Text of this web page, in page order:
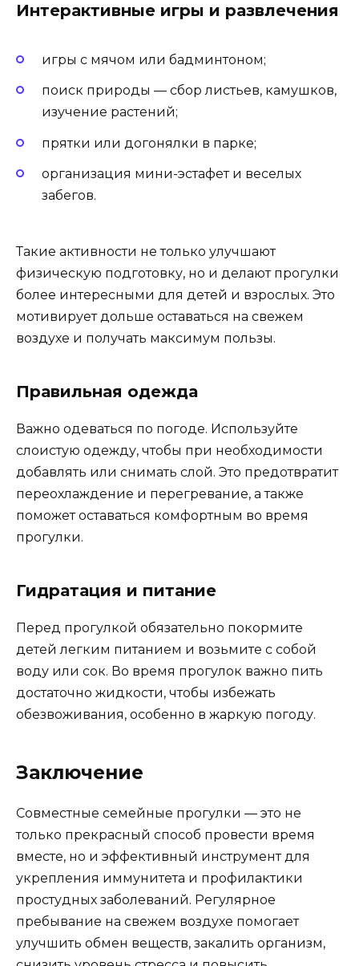
Интерактивные игры и развлечения
игры с мячом или бадминтоном;
поиск природы — сбор листьев, камушков,
изучение растений;
прятки или догонялки в парке;
организация мини-эстафет и веселых
забегов.
Такие активности не только улучшают
физическую подготовку, но и делают прогулки
более интересными для детей и взрослых. Это
мотивирует дольше оставаться на свежем
воздухе и получать максимум пользы.
Правильная одежда
Важно одеваться по погоде. Используйте
слоистую одежду, чтобы при необходимости
добавлять или снимать слой. Это предотвратит
переохлаждение и перегревание, а также
поможет оставаться комфортным во время
прогулки.
Гидратация и питание
Перед прогулкой обязательно покормите
детей легким питанием и возьмите с собой
воду или сок. Во время прогулок важно пить
достаточно жидкости, чтобы избежать
обезвоживания, особенно в жаркую погоду.
Заключение
Совместные семейные прогулки — это не
только прекрасный способ провести время
вместе, но и эффективный инструмент для
укрепления иммунитета и профилактики
простудных заболеваний. Регулярное
пребывание на свежем воздухе помогает
улучшить обмен веществ, закалить организм,